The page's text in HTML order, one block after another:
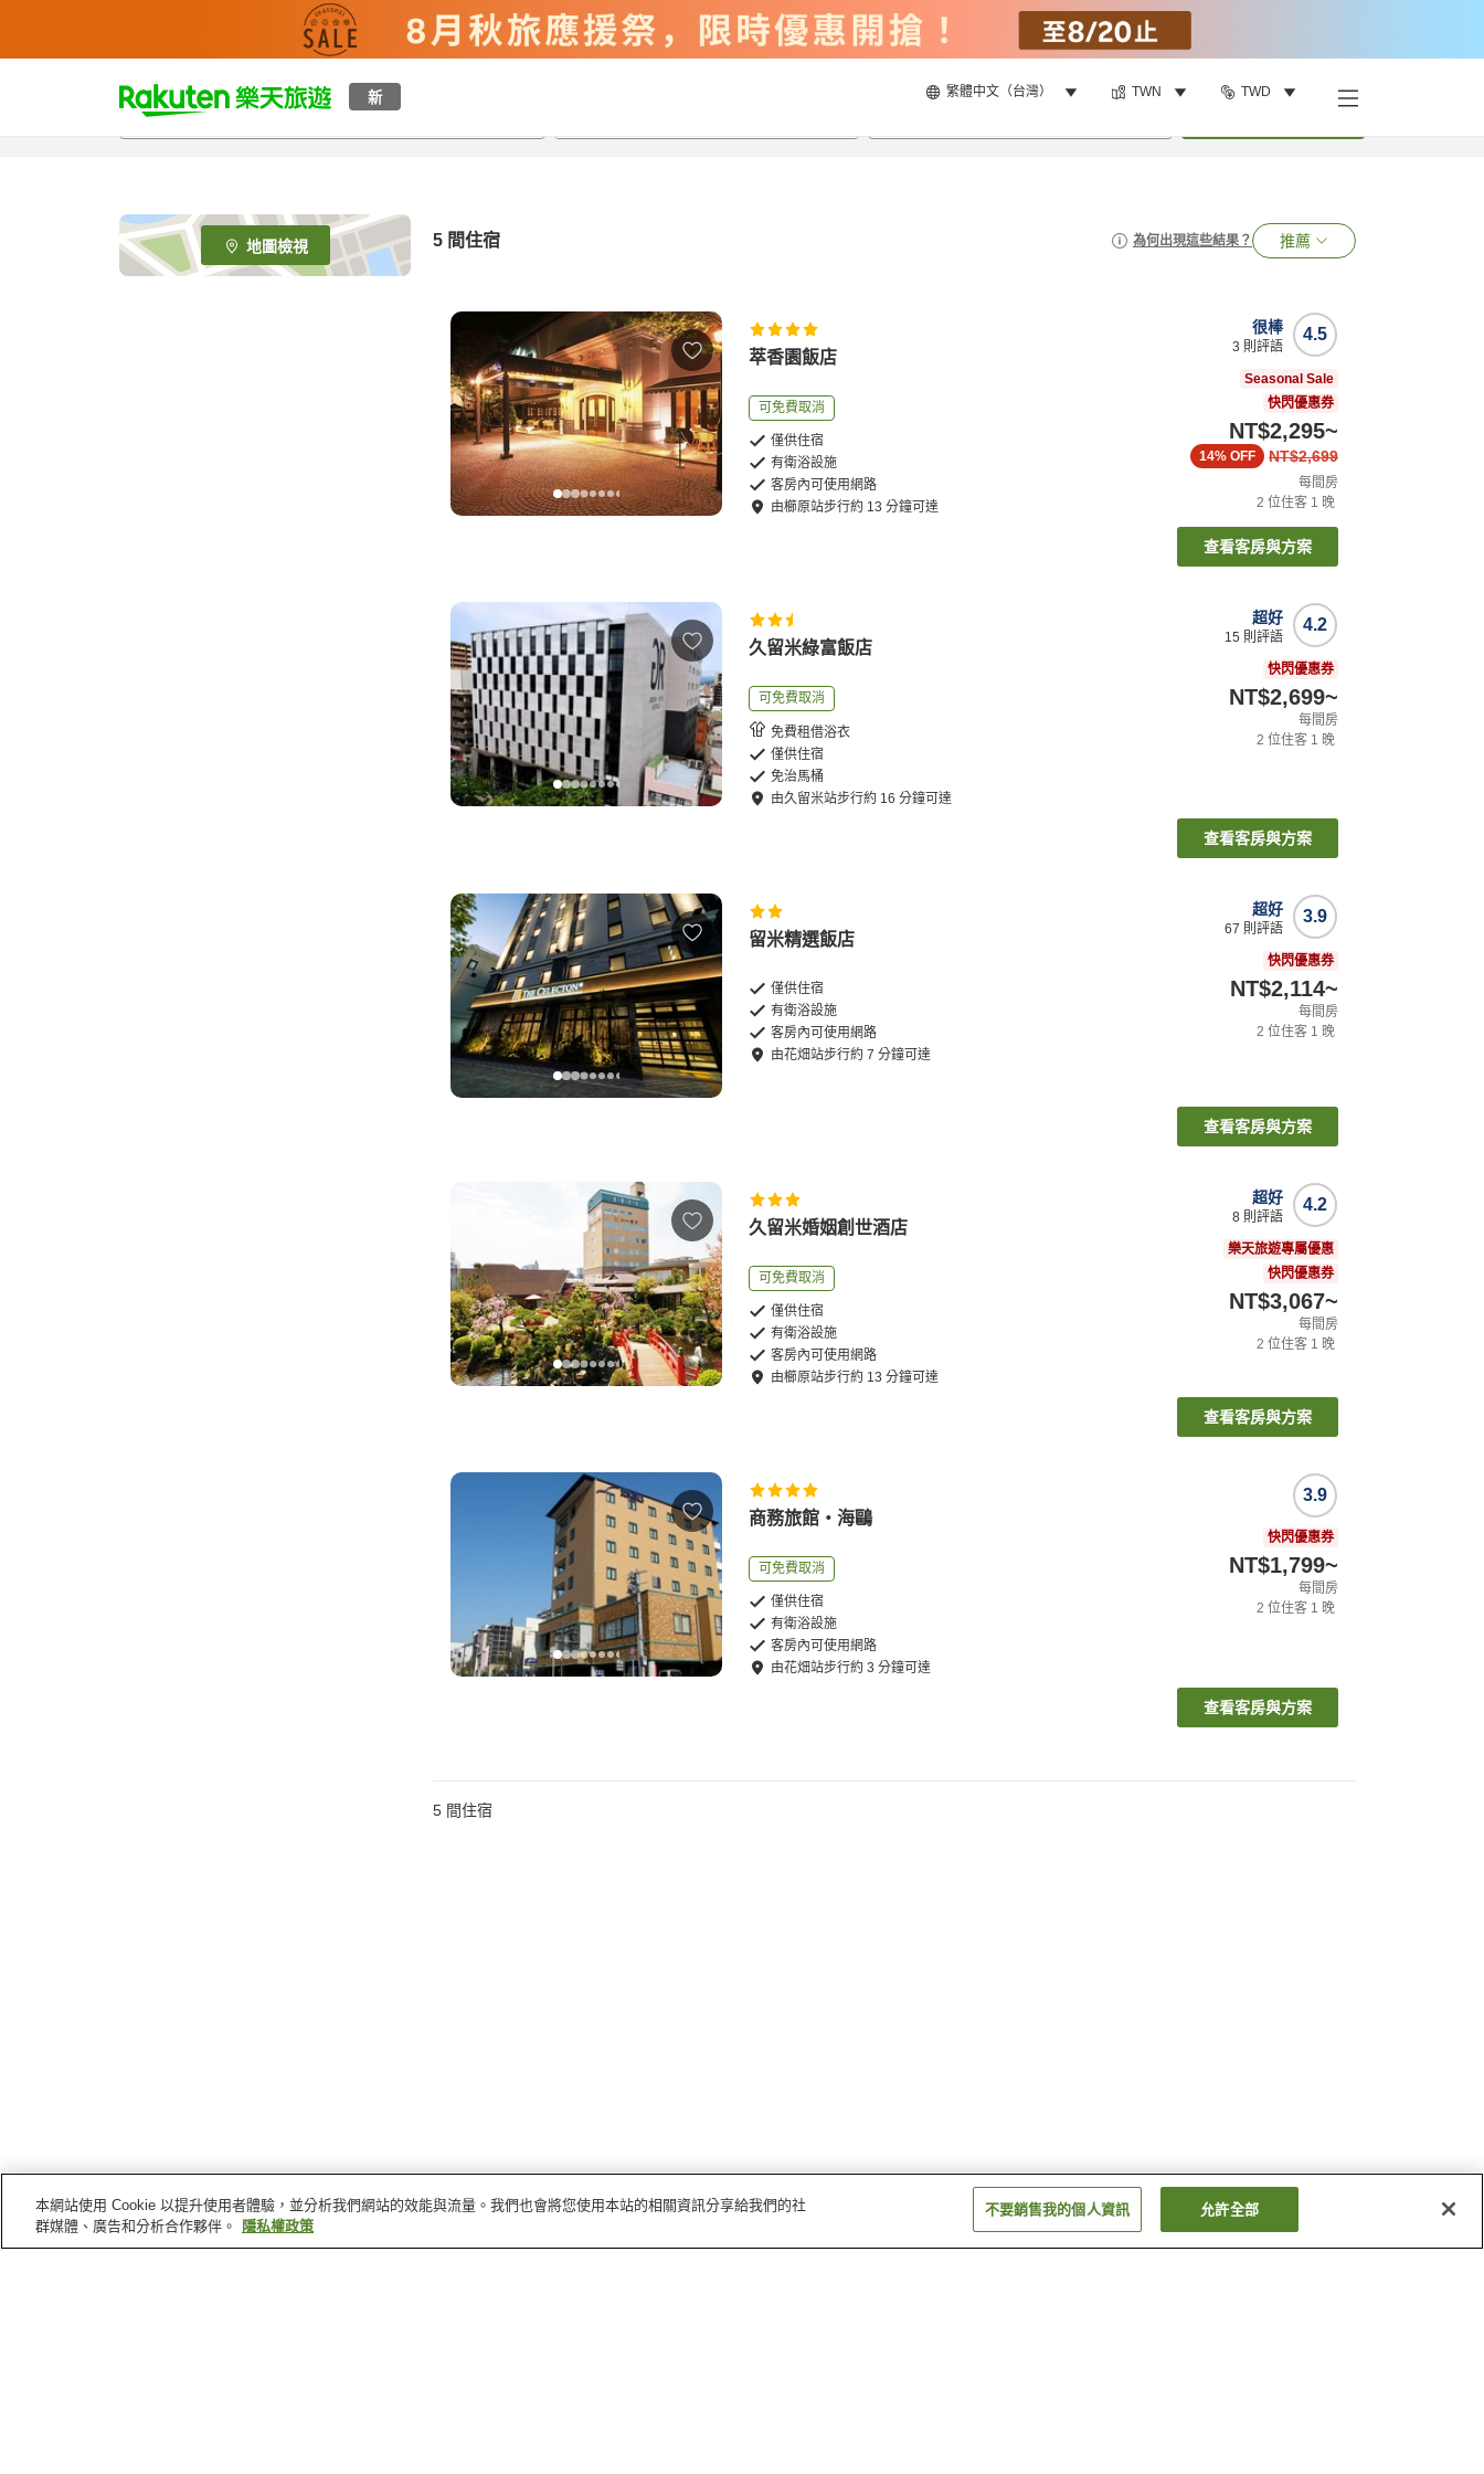
新 繁體中文（台灣） TWN TWD
t
p
e
_
s
地圖檢視 5 間住宿 為何出現這些結果？ 推薦
萃香園飯店
可免費取消
僅供住宿
有衛浴設施
客房內可使用網路
由櫛原站步行約 13 分鐘可達
4.5
很棒
3 則評語
Seasonal Sale
快閃優惠券
NT$2,295~
NT$2,699
14% OFF
每間房
2 位住客 1 晚
查看客房與方案
久留米綠富飯店
可免費取消
免費租借浴衣
僅供住宿
免治馬桶
由久留米站步行約 16 分鐘可達
4.2
超好
15 則評語
快閃優惠券
NT$2,699~
每間房
2 位住客 1 晚
查看客房與方案
留米精選飯店
僅供住宿
有衛浴設施
客房內可使用網路
由花畑站步行約7 分鐘可達
3.9
超好
67 則評語
快閃優惠券
NT$2,114~
每間房
2 位住客 1 晚
查看客房與方案
久留米婚姻創世酒店
可免費取消
僅供住宿
有衛浴設施
客房內可使用網路
由櫛原站步行約 13 分鐘可達
4.2
超好
8 則評語
樂天旅遊專屬優惠
快閃優惠券
NT$3,067~
每間房
2 位住客 1 晚
查看客房與方案
商務旅館・海鷗
可免費取消
僅供住宿
有衛浴設施
客房內可使用網路
由花畑站步行約3 分鐘可達
3.9
快閃優惠券
NT$1,799~
每間房
2 位住客 1 晚
查看客房與方案
5 間住宿
本網站使用 Cookie 以提升使用者體驗，並分析我們網站的效能與流量。我們也會將您使用本站的相關資訊分享給我們的社
群媒體、廣告和分析合作夥伴。
隱私權政策
不要銷售我的個人資訊 允許全部